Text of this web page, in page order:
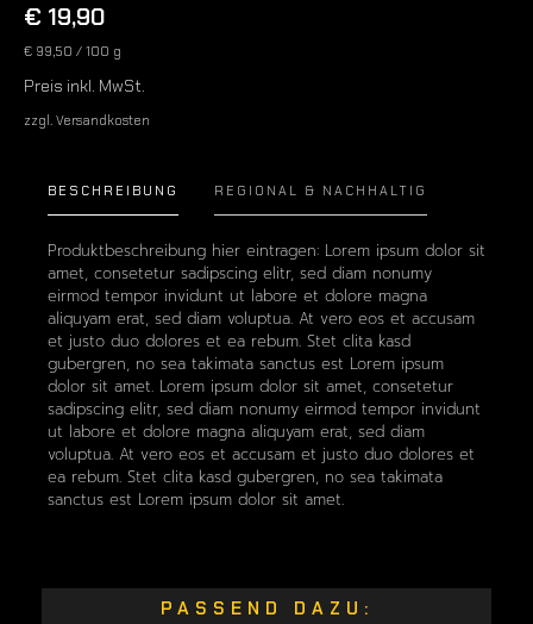
€ 19,90
€ 99,50 / 100 g
Preis inkl. MwSt.
zzgl. Versandkosten
BESCHREIBUNG REGIONAL & NACHHALTIG
Produktbeschreibung hier eintragen: Lorem ipsum dolor sit
amet, consetetur sadipscing elitr, sed diam nonumy
eirmod tempor invidunt ut labore et dolore magna
aliquyam erat, sed diam voluptua. At vero eos et accusam
et justo duo dolores et ea rebum. Stet clita kasd
gubergren, no sea takimata sanctus est Lorem ipsum
dolor sit amet. Lorem ipsum dolor sit amet, consetetur
sadipscing elitr, sed diam nonumy eirmod tempor invidunt
ut labore et dolore magna aliquyam erat, sed diam
voluptua. At vero eos et accusam et justo duo dolores et
ea rebum. Stet clita kasd gubergren, no sea takimata
sanctus est Lorem ipsum dolor sit amet.
PASSEND DAZU: